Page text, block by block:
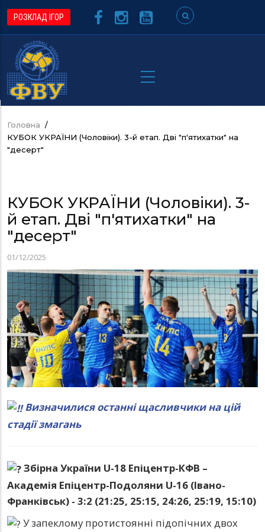
Перейти
основного
вмісту
РОЗКЛАД ІГОР
Рядок
навіґації
Головна /
КУБОК УКРАЇНИ (Чоловіки). 3-й етап. Дві "п'ятихатки" на
"десерт"
КУБОК УКРАЇНИ (Чоловіки). 3-
й етап. Дві "п'ятихатки" на
"десерт"
01/12/2025
Визначилися останні щасливчики на цій
стадії змагань
Збірна України U-18 Епіцентр-КФВ –
Академія Епіцентр-Подоляни U-16 (Івано-
Франківськ) - 3:2 (21:25, 25:15, 24:26, 25:19, 15:10)
У запеклому протистоянні підопічних двох